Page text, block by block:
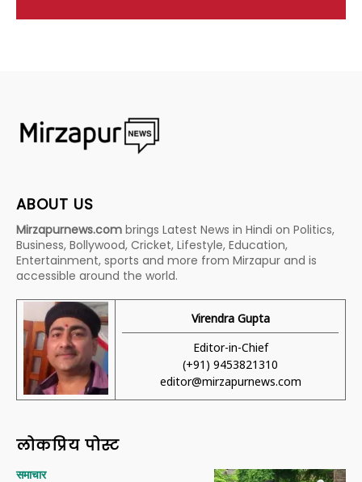
ABOUT US
Mirzapurnews.com brings Latest News in Hindi on Politics,
Business, Bollywood, Cricket, Lifestyle, Education,
Entertainment, sports and more from Mirzapur and is
accessible around the world.
Virendra Gupta
Editor-in-Chief
(+91) 9453821310
editor@mirzapurnews.com
लोकप्रिय पोस्ट
समाचार